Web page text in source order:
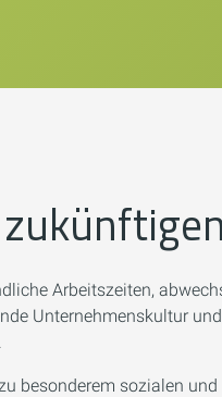
Arbeitszeiten,
Unternehmenskultur
besonderem sozialen